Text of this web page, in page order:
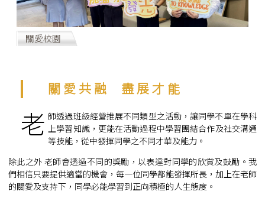
關愛校園
關 愛 共 融 盡 展 才 能
老 師透過班級經營推展不同類型之活動，讓同學不單在學科
上學習知識，更能在活動過程中學習團結合作及社交溝通
等技能，從中發揮同學之不同才華及能力。
除此之外 老師會透過不同的獎勵，以表達對同學的欣賞及鼓勵。我
們相信只要提供適當的機會，每一位同學都能發揮所長，加上在老師
的關愛及支持下，同學必能學習到正向積極的人生態度。